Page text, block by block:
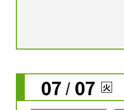
07 / 07 火